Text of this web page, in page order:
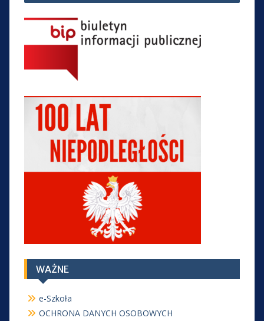
WAŻNE
e-Szkoła
OCHRONA DANYCH OSOBOWYCH